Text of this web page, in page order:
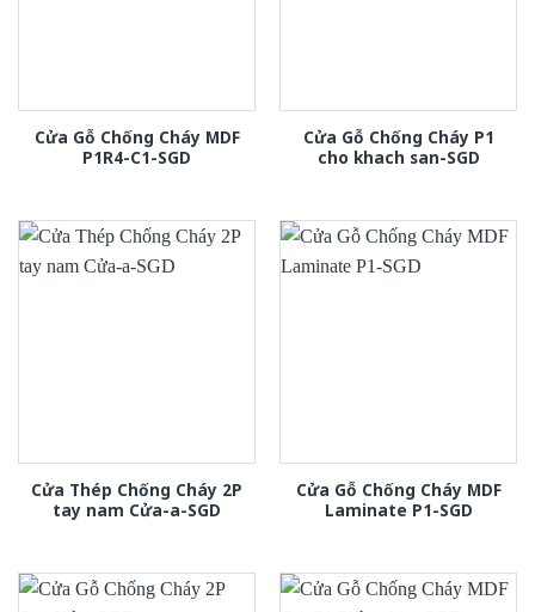
Cửa Gỗ Chống Cháy MDF
P1R4-C1-SGD
Cửa Gỗ Chống Cháy P1
cho khach san-SGD
Cửa Thép Chống Cháy 2P
tay nam Cửa-a-SGD
Cửa Gỗ Chống Cháy MDF
Laminate P1-SGD